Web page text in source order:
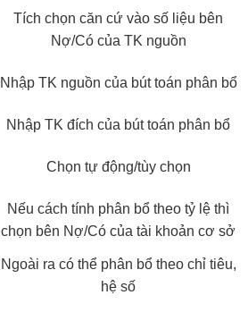
Tích chọn căn cứ vào số liệu bên
Nợ/Có của TK nguồn
Nhập TK nguồn của bút toán phân bổ
Nhập TK đích của bút toán phân bổ
Chọn tự động/tùy chọn
Nếu cách tính phân bổ theo tỷ lệ thì
chọn bên Nợ/Có của tài khoản cơ sở
Ngoài ra có thể phân bổ theo chỉ tiêu,
hệ số